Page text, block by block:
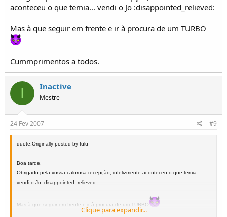
aconteceu o que temia... vendi o Jo :disappointed_relieved:
Mas à que seguir em frente e ir à procura de um TURBO
Cummprimentos a todos.
I Inactive
Mestre
24 Fev 2007 #9
quote:Originally posted by fulu
Boa tarde,
Obrigado pela vossa calorosa recepção, infelizmente aconteceu o que temia...
vendi o Jo :disappointed_relieved:
Mas à que seguir em frente e ir à procura de um TURBO
Clique para expandir...